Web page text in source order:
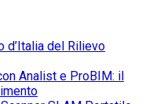
d’Italia del Rilievo
Analist e ProBIM: il